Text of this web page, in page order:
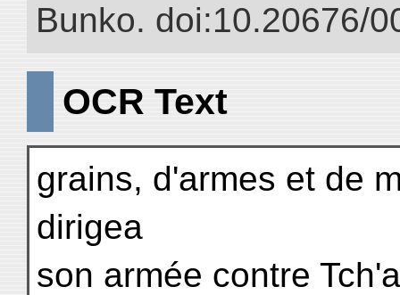
Bunko. doi:10.20676/
OCR Text
grains, d'armes et de
dirigea
son armée contre